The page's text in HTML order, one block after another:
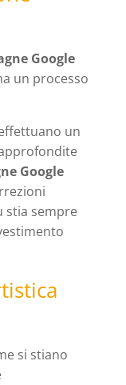
Google
un processo
un
Google
stia sempre
si stiano